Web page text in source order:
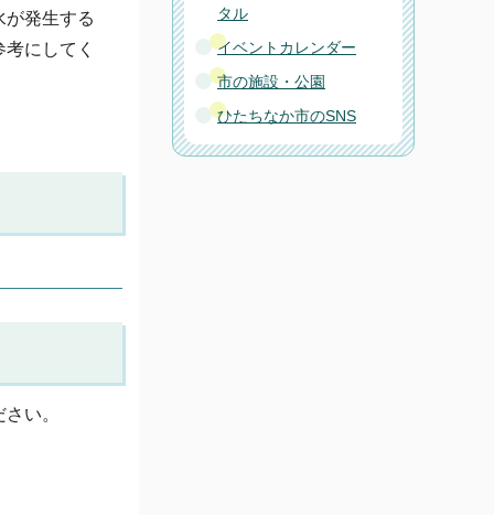
発生する
にしてく
い。
タル
イベントカレンダー
市の施設・公園
ひたちなか市のSNS